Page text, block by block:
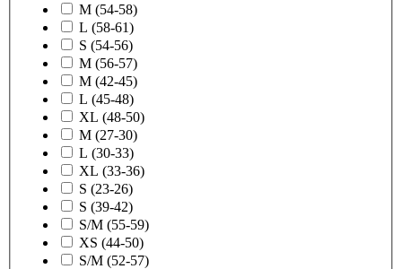
M (54-58)
L (58-61)
S (54-56)
M (56-57)
M (42-45)
L (45-48)
XL (48-50)
M (27-30)
L (30-33)
XL (33-36)
S (23-26)
S (39-42)
S/M (55-59)
XS (44-50)
S/M (52-57)